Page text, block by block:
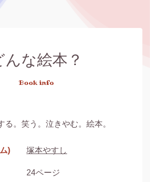
んな絵本？
Book info
る。笑う。泣きやむ。絵本。
) 塚本やすし
24ページ